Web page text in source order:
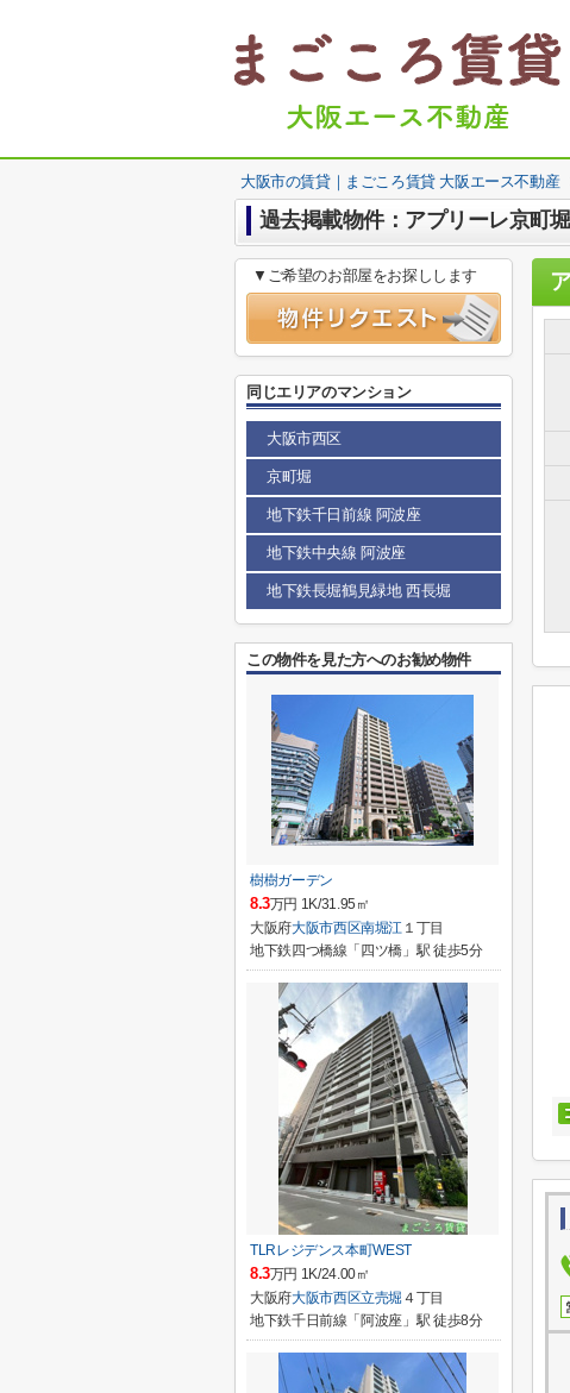
大阪市の賃貸｜まごころ賃貸 大阪エース不動産
過去掲載物件：アプリーレ京町堀
▼ご希望のお部屋をお探しします
同じエリアのマンション
大阪市西区
京町堀
地下鉄千日前線 阿波座
地下鉄中央線 阿波座
地下鉄長堀鶴見緑地 西長堀
この物件を見た方へのお勧め物件
樹樹ガーデン
8.3万円 1K/31.95㎡
大阪府大阪市西区南堀江 １丁目
地下鉄四つ橋線「四ツ橋」駅 徒歩5分
TLRレジデンス本町WEST
8.3万円 1K/24.00㎡
大阪府大阪市西区立売堀４丁目
地下鉄千日前線「阿波座」駅 徒歩8分